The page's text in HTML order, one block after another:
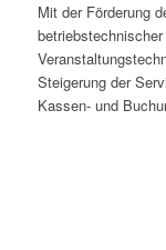
Mit der Förderung
Steigerung der
Kassen- und